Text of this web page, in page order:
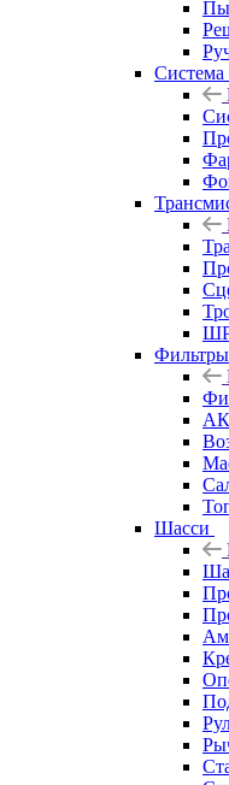
Система
Фильтры
Шасси